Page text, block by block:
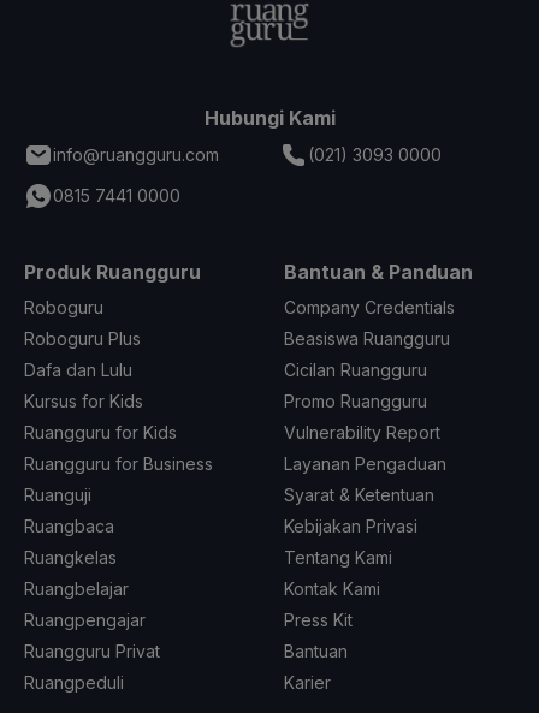
Hubungi Kami
info@ruangguru.com
(021) 3093 0000
0815 7441 0000
Produk Ruangguru
Roboguru
Roboguru Plus
Dafa dan Lulu
Kursus for Kids
Ruangguru for Kids
Ruangguru for Business
Ruanguji
Ruangbaca
Ruangkelas
Ruangbelajar
Ruangpengajar
Ruangguru Privat
Ruangpeduli
Bantuan & Panduan
Company Credentials
Beasiswa Ruangguru
Cicilan Ruangguru
Promo Ruangguru
Vulnerability Report
Layanan Pengaduan
Syarat & Ketentuan
Kebijakan Privasi
Tentang Kami
Kontak Kami
Press Kit
Bantuan
Karier